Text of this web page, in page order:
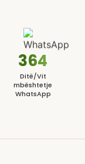
365
Ditë/Vit
mbështetje
WhatsApp